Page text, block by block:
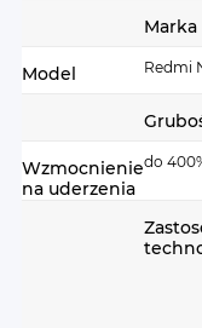
Marka
Model Redmi
Wzmocnienie
na uderzenia
do